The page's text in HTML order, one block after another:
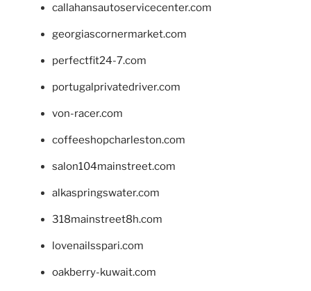
callahansautoservicecenter.com
georgiascornermarket.com
perfectfit24-7.com
portugalprivatedriver.com
von-racer.com
coffeeshopcharleston.com
salon104mainstreet.com
alkaspringswater.com
318mainstreet8h.com
lovenailsspari.com
oakberry-kuwait.com